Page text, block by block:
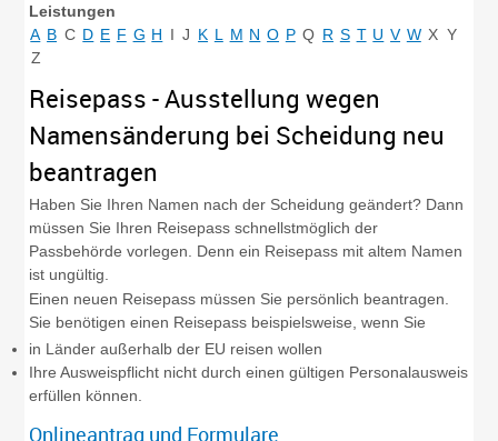
Leistungen
A B C D E F G H I J K L M N O P Q R S T U V W X Y
Z
Reisepass - Ausstellung wegen
Namensänderung bei Scheidung neu
beantragen
Haben Sie Ihren Namen nach der Scheidung geändert? Dann
müssen Sie Ihren Reisepass schnellstmöglich der
Passbehörde vorlegen. Denn ein Reisepass mit altem Namen
ist ungültig.
Einen neuen Reisepass müssen Sie persönlich beantragen.
Sie benötigen einen Reisepass beispielsweise, wenn Sie
in Länder außerhalb der EU reisen wollen
Ihre Ausweispflicht nicht durch einen gültigen Personalausweis
erfüllen können.
Onlineantrag und Formulare